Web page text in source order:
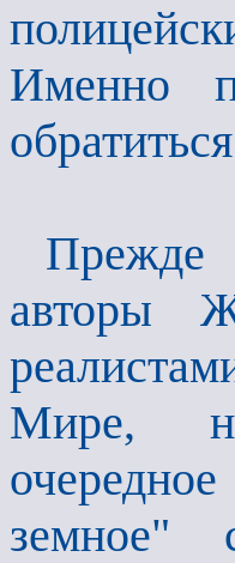
Именно
Прежде
авторы
Мире,
земное"